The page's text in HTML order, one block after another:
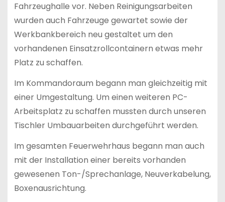
Fahrzeughalle vor. Neben Reinigungsarbeiten
wurden auch Fahrzeuge gewartet sowie der
Werkbankbereich neu gestaltet um den
vorhandenen Einsatzrollcontainern etwas mehr
Platz zu schaffen.
Im Kommandoraum begann man gleichzeitig mit
einer Umgestaltung. Um einen weiteren PC-
Arbeitsplatz zu schaffen mussten durch unseren
Tischler Umbauarbeiten durchgeführt werden.
Im gesamten Feuerwehrhaus begann man auch
mit der Installation einer bereits vorhanden
gewesenen Ton-/Sprechanlage, Neuverkabelung,
Boxenausrichtung.